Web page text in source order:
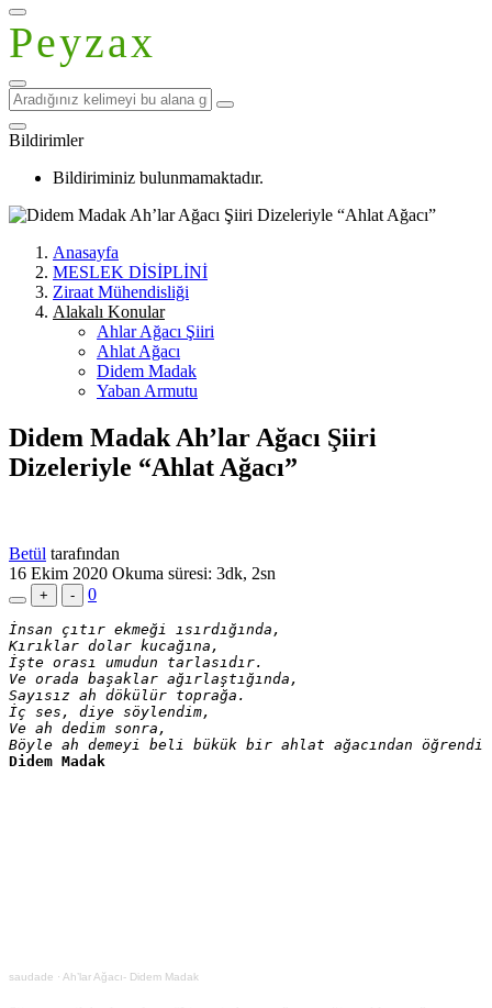
Peyzax
Bildirimler
Bildiriminiz bulunmamaktadır.
Anasayfa
MESLEK DİSİPLİNİ
Ziraat Mühendisliği
Alakalı Konular
Ahlar Ağacı Şiiri
Ahlat Ağacı
Didem Madak
Yaban Armutu
Didem Madak Ah’lar Ağacı Şiiri
Dizeleriyle “Ahlat Ağacı”
Betül tarafından
16 Ekim 2020 Okuma süresi: 3dk, 2sn
+ - 0
İnsan çıtır ekmeği ısırdığında,
Kırıklar dolar kucağına,
İşte orası umudun tarlasıdır.
Ve orada başaklar ağırlaştığında,
Sayısız ah dökülür toprağa.
İç ses, diye söylendim,
Ve ah dedim sonra,
Böyle ah demeyi beli bükük bir ahlat ağacından
Didem Madak
saudade · Ah’lar Ağacı- Didem Madak